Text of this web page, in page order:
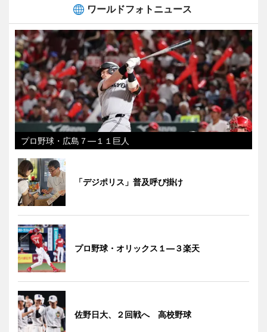
ワールドフォトニュース
プロ野球・広島７―１１巨人
「デジポリス」普及呼び掛け
プロ野球・オリックス１―３楽天
佐野日大、２回戦へ 高校野球